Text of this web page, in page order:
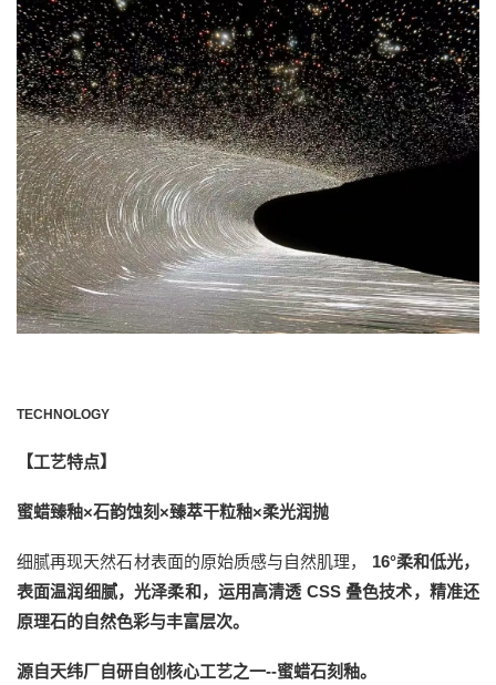
TECHNOLOGY
【工艺特点】
蜜蜡臻釉×石韵蚀刻×臻萃干粒釉×柔光润抛
细腻再现天然石材表面的原始质感与自然肌理， 16°柔和低光，
表面温润细腻，光泽柔和，运用高清透 CSS 叠色技术，精准还
原理石的自然色彩与丰富层次。
源自天纬厂自研自创核心工艺之一--蜜蜡石刻釉。